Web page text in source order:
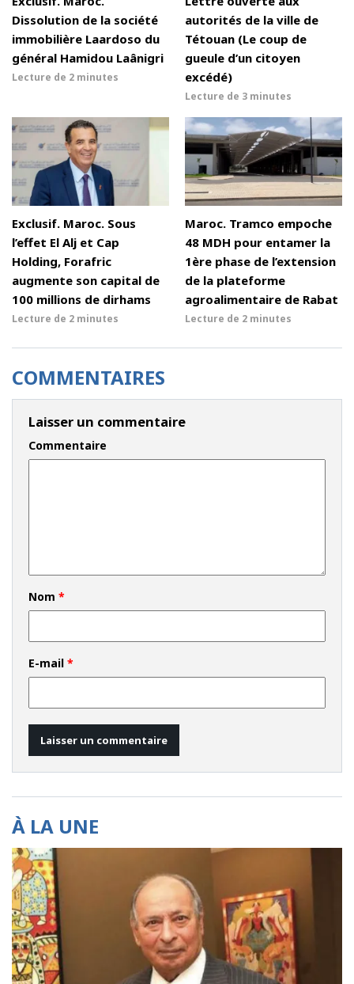
Dissolution de la société
immobilière Laardoso du
général Hamidou Laânigri
Lecture de 2 minutes
autorités de la ville de
Tétouan (Le coup de
gueule d’un citoyen
excédé)
Lecture de 3 minutes
Exclusif. Maroc. Sous
l’effet El Alj et Cap
Holding, Forafric
augmente son capital de
100 millions de dirhams
Lecture de 2 minutes
Maroc. Tramco empoche
48 MDH pour entamer la
1ère phase de l’extension
de la plateforme
agroalimentaire de Rabat
Lecture de 2 minutes
COMMENTAIRES
Laisser un commentaire
Commentaire
Nom *
E-mail *
À LA UNE